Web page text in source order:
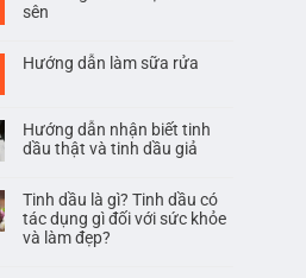
sên
Hướng dẫn làm sữa rửa
Hướng dẫn nhận biết tinh
dầu thật và tinh dầu giả
Tinh dầu là gì? Tinh dầu có
tác dụng gì đối với sức khỏe
và làm đẹp?